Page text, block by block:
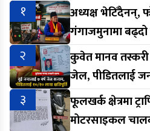
१
अध्यक्ष भेटिँदैनन्,
गंगाजमुनामा
२
कुवेत मानव तस्करी
जेल, पीडितलाई
३
फूलखर्क क्षेत्रमा
मोटरसाइकल